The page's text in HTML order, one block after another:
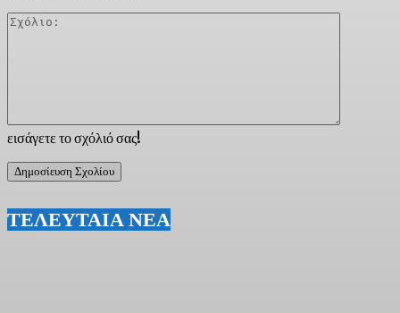
εισάγετε το σχόλιό σας!
ΤΕΛΕΥΤΑΙΑ ΝΕΑ